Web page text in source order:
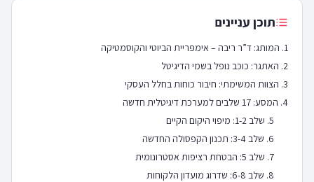
תוכן עניינים
המותג: ד”ר ריבה – אימפריית הביוטי והקוסמטיקה
האתגר: כוכב נופל בשמי הדיגיטל
הצוות המשימתי: חיבור כוחות בחלל העסקי
המסע: 17 שלבים למערכת דיגיטלית חדשה
שלב 1-2: מיפוי היקום הקיים
שלב 3-4: תכנון הקפסולה החדשה
שלב 5: הבטחת רציפות אסטרונומית
שלב 6-8: שדרוג מועדון הלקוחות